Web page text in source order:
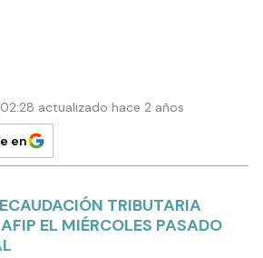
actualizado hace 2 años
en
TRIBUTARIA
EL MIÉRCOLES PASADO